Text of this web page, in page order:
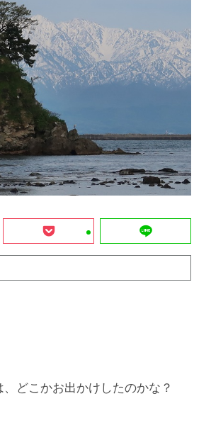
どこかお出かけしたのかな？